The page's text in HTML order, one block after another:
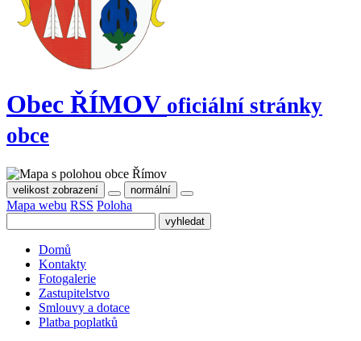
Obec ŘÍMOV oficiální stránky
obce
velikost zobrazení normální
Mapa webu RSS Poloha
Domů
Kontakty
Fotogalerie
Zastupitelstvo
Smlouvy a dotace
Platba poplatků